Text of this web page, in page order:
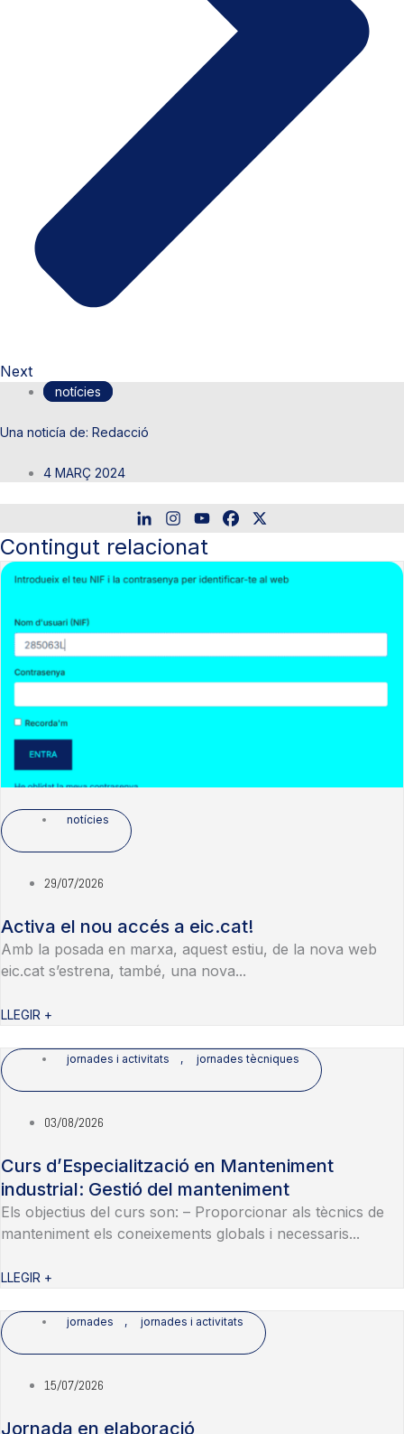
Next
notícies
Redacció
4 MARÇ 2024
Contingut relacionat
notícies
29/07/2026
Activa el nou accés a eic.cat!
Amb la posada en marxa, aquest estiu, de la nova web
eic.cat s’estrena, també, una nova...
LLEGIR +
jornades i activitats , jornades tècniques
03/08/2026
Curs d’Especialització en Manteniment
industrial: Gestió del manteniment
Els objectius del curs son: – Proporcionar als tècnics de
manteniment els coneixements globals i necessaris...
LLEGIR +
jornades , jornades i activitats
15/07/2026
Jornada en elaboració